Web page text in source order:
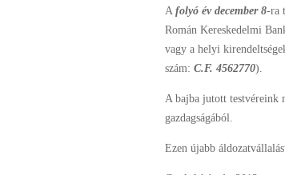
A folyó év december 8-ra
Román Kereskedelmi
vagy a helyi
szám: C.F. 4562770).
A bajba jutott testvéreink
gazdagságából.
Ezen újabb